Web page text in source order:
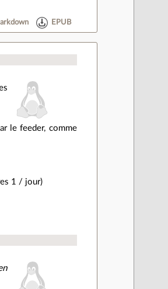
EPUB
le feeder, comme
1 / jour)